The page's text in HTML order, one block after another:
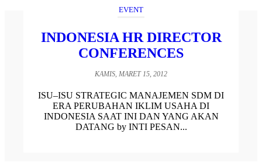
EVENT
INDONESIA HR DIRECTOR
CONFERENCES
KAMIS, MARET 15, 2012
ISU–ISU STRATEGIC MANAJEMEN SDM DI
ERA PERUBAHAN IKLIM USAHA DI
INDONESIA SAAT INI DAN YANG AKAN
DATANG by INTI PESAN...